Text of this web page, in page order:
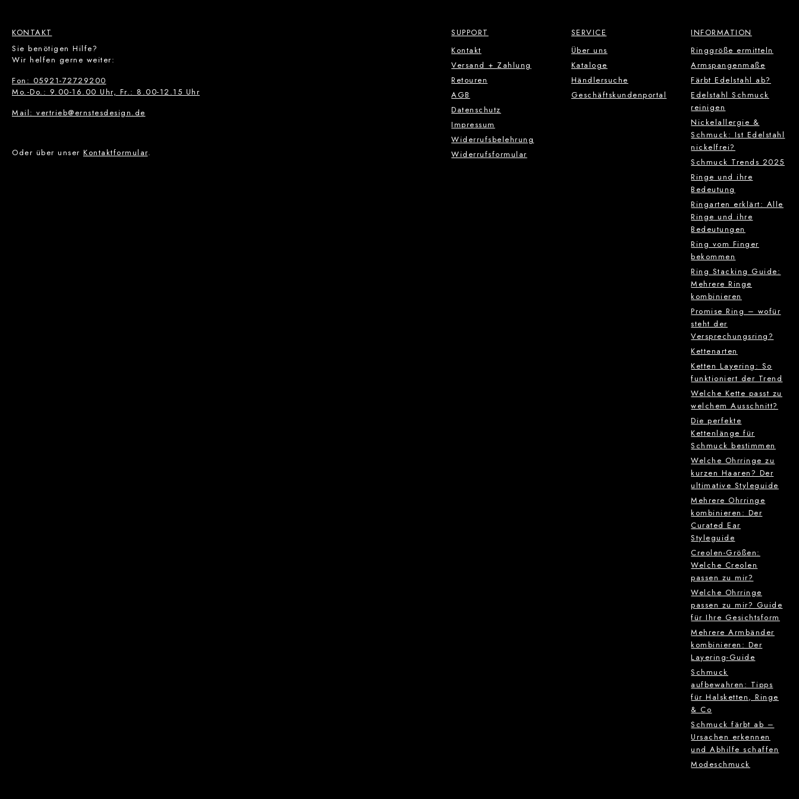
KONTAKT
Sie benötigen Hilfe?
Wir helfen gerne weiter:
Fon: 05921-72729200
Mo.-Do.: 9.00-16.00 Uhr, Fr.: 8.00-12.15 Uhr
Mail: vertrieb@ernstesdesign.de
Oder über unser Kontaktformular.
SUPPORT
Kontakt
Versand + Zahlung
Retouren
AGB
Datenschutz
Impressum
Widerrufsbelehrung
Widerrufsformular
SERVICE
Über uns
Kataloge
Händlersuche
Geschäftskundenportal
INFORMATION
Ringgröße ermitteln
Armspangenmaße
Färbt Edelstahl ab?
Edelstahl Schmuck
reinigen
Nickelallergie &
Schmuck: Ist Edelstahl
nickelfrei?
Schmuck Trends 2025
Ringe und ihre
Bedeutung
Ringarten erklärt: Alle
Ringe und ihre
Bedeutungen
Ring vom Finger
bekommen
Ring Stacking Guide:
Mehrere Ringe
kombinieren
Promise Ring – wofür
steht der
Versprechungsring?
Kettenarten
Ketten Layering: So
funktioniert der Trend
Welche Kette passt zu
welchem Ausschnitt?
Die perfekte
Kettenlänge für
Schmuck bestimmen
Welche Ohrringe zu
kurzen Haaren? Der
ultimative Styleguide
Mehrere Ohrringe
kombinieren: Der
Curated Ear
Styleguide
Creolen-Größen:
Welche Creolen
passen zu mir?
Welche Ohrringe
passen zu mir? Guide
für Ihre Gesichtsform
Mehrere Armbänder
kombinieren: Der
Layering-Guide
Schmuck
aufbewahren: Tipps
für Halsketten, Ringe
& Co
Schmuck färbt ab –
Ursachen erkennen
und Abhilfe schaffen
Modeschmuck